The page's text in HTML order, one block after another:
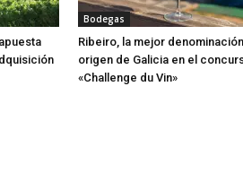
Bodegas
Ribeiro, la mejor
origen de Galicia en el
«Challenge du Vin»